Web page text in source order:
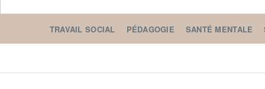
TRAVAIL SOCIAL PÉDAGOGIE SANTÉ MENTALE